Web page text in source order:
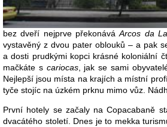
bez dveří nejprve překonáváArcos da
vystavěný z dvou pater oblouků – a pak
a dosti prudkými kopci krásné koloniální
mačkáte s cariocas, jak se sami
Nejlepší jsou místa na krajích a místní
tyče stojíc na úzkém prknu mimo vůz.
První hotely se začaly na Copacabaně
dvacátého století. Dnes je to mekka